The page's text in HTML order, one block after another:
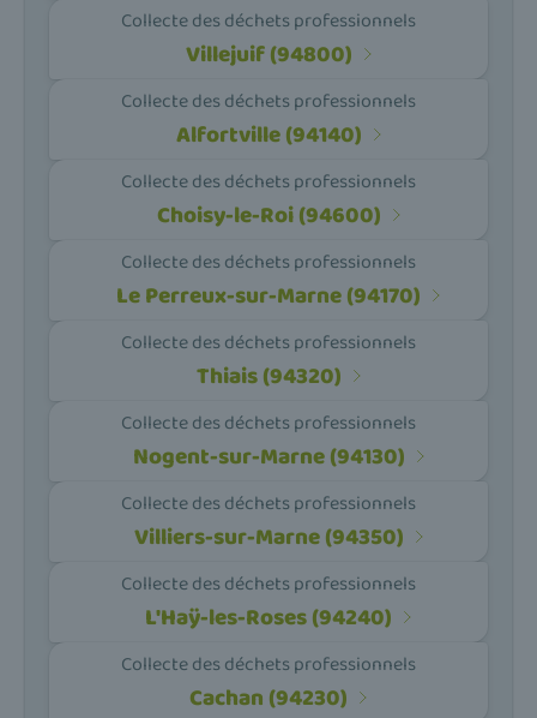
Collecte des déchets professionnels
Villejuif (94800)
Collecte des déchets professionnels
Alfortville (94140)
Collecte des déchets professionnels
Choisy-le-Roi (94600)
Collecte des déchets professionnels
Le Perreux-sur-Marne (94170)
Collecte des déchets professionnels
Thiais (94320)
Collecte des déchets professionnels
Nogent-sur-Marne (94130)
Collecte des déchets professionnels
Villiers-sur-Marne (94350)
Collecte des déchets professionnels
L'Haÿ-les-Roses (94240)
Collecte des déchets professionnels
Cachan (94230)